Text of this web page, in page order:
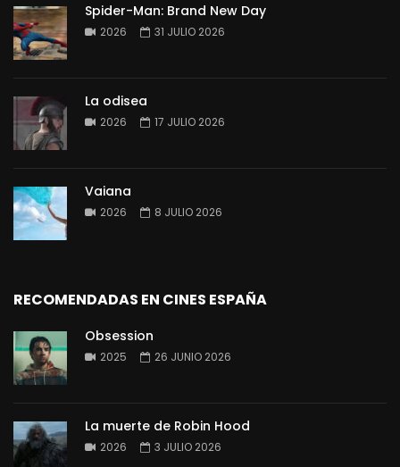
Spider-Man: Brand New Day
2026 31 JULIO 2026
La odisea
2026 17 JULIO 2026
Vaiana
2026 8 JULIO 2026
RECOMENDADAS EN CINES ESPAÑA
Obsession
2025 26 JUNIO 2026
La muerte de Robin Hood
2026 3 JULIO 2026